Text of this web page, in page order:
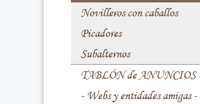
Novilleros con caballos
Picadores
Subalternos
TABLÓN de ANUNCIOS
- Webs y entidades amigas -